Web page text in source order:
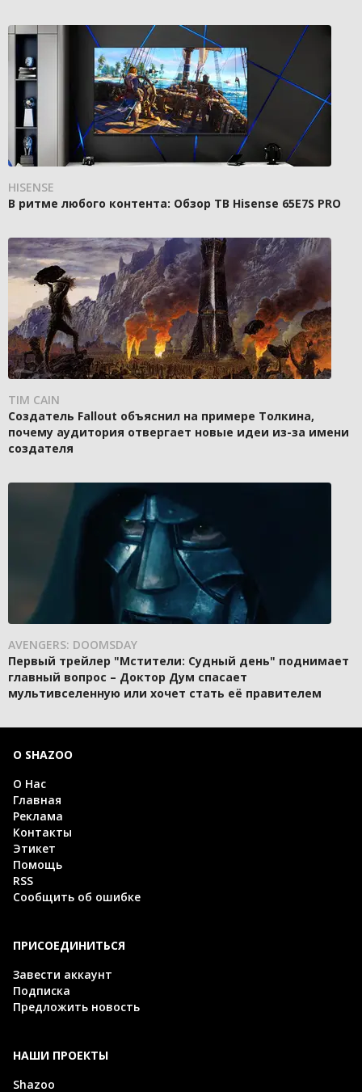
HISENSE
В ритме любого контента: Обзор ТВ Hisense 65E7S PRO
TIM CAIN
Создатель Fallout объяснил на примере Толкина,
почему аудитория отвергает новые идеи из-за имени
создателя
AVENGERS: DOOMSDAY
Первый трейлер "Мстители: Судный день" поднимает
главный вопрос – Доктор Дум спасает
мультивселенную или хочет стать её правителем
О SHAZOO
О Нас
Главная
Реклама
Контакты
Этикет
Помощь
RSS
Сообщить об ошибке
ПРИСОЕДИНИТЬСЯ
Завести аккаунт
Подписка
Предложить новость
НАШИ ПРОЕКТЫ
Shazoo